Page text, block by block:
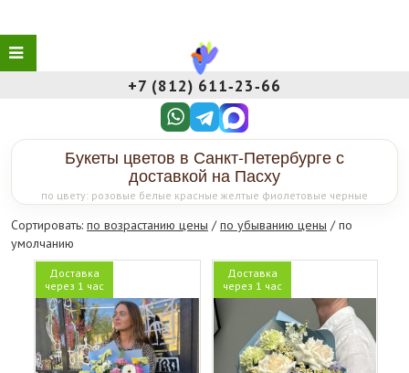
+7 (812) 611‑23‑66
Букеты цветов в Санкт-Петербурге с
доставкой на Пасху
по цвету: розовые белые красные желтые фиолетовые черные
букеты по стоимости: недорогие шикарные
Сортировать: по возрастанию цены /по убыванию цены / по
умолчанию
Доставка
через 1 час
Доставка
через 1 час